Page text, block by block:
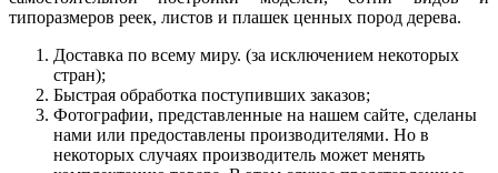
типоразмеров реек, листов и плашек ценных пород дерева.
Доставка по всему миру. (за исключением некоторых
стран);
Быстрая обработка поступивших заказов;
Фотографии, представленные на нашем сайте, сделаны
нами или предоставлены производителями. Но в
некоторых случаях производитель может менять